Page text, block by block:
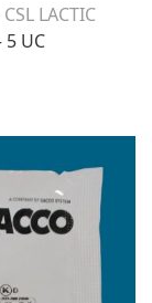
CSL LACTIC
5 UC